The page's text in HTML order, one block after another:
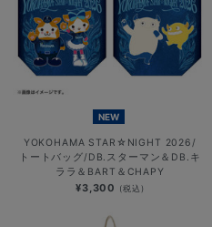
NEW
YOKOHAMA STAR☆NIGHT 2026/
トートバッグ/DB.スターマン＆DB.キ
ララ＆BART＆CHAPY
¥3,300 (税込)